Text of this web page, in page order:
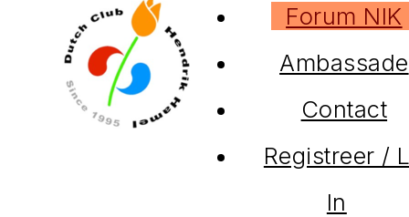
Forum NIK
Ambassade
Contact
Registreer /
In